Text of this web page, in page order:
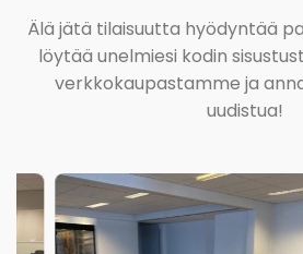
Älä jätä tilaisuutta hyödyntää
löytää unelmiesi kodin
verkkokaupastamme ja
uudistua!